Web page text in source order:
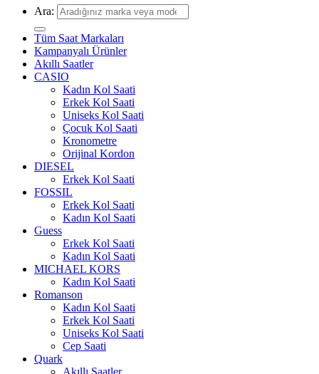
Ara:
Tüm Saat Markaları
Kampanyalı Ürünler
Akıllı Saatler
CASIO
Kadın Kol Saati
Erkek Kol Saati
Uniseks Kol Saati
Çocuk Kol Saati
Kronometre
Orijinal Kordon
DIESEL
Erkek Kol Saati
FOSSIL
Erkek Kol Saati
Kadın Kol Saati
Guess
Erkek Kol Saati
Kadın Kol Saati
MICHAEL KORS
Kadın Kol Saati
Romanson
Kadın Kol Saati
Erkek Kol Saati
Uniseks Kol Saati
Cep Saati
Quark
Akıllı Saatler